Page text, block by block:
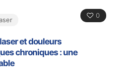
0
et douleurs
chroniques : une